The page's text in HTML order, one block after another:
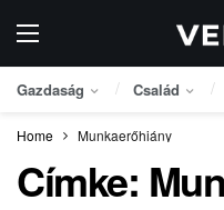
Gazdaság Család
Home Munkaerőhiány
Címke: